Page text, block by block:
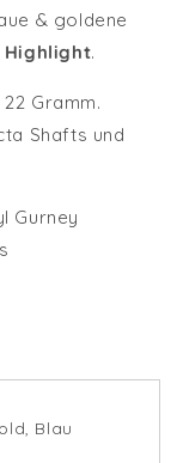
& goldene
Highlight.
Gramm.
Shafts und
Gurney
Blau